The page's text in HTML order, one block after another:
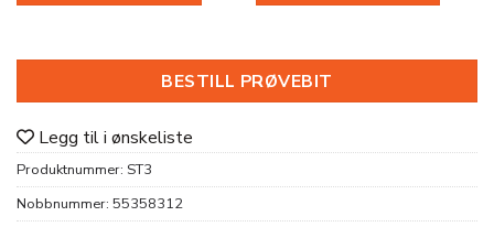
BESTILL PRØVEBIT
Legg til i ønskeliste
Produktnummer: ST3
Nobbnummer: 55358312